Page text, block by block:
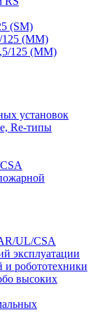
(SM)
125 (ММ)
125 (ММ)
установок
Re-типы
UL/CSA
эксплуатации
и робототехники
высоких